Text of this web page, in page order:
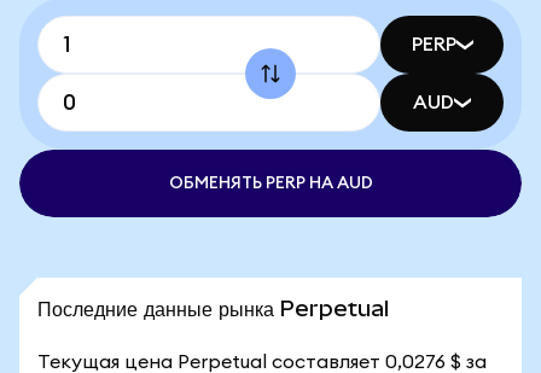
PERP
AUD
ОБМЕНЯТЬ PERP НА AUD
Последние данные рынка Perpetual
Текущая цена Perpetual составляет 0,0276 $ за